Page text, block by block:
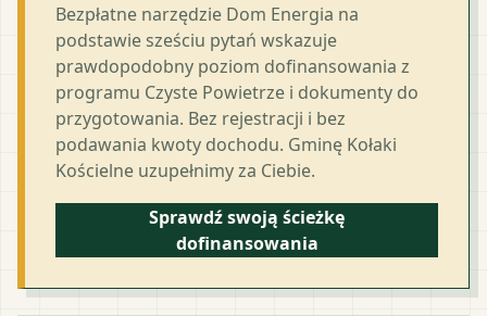
Bezpłatne narzędzie Dom Energia na
podstawie sześciu pytań wskazuje
prawdopodobny poziom dofinansowania z
programu Czyste Powietrze i dokumenty do
przygotowania. Bez rejestracji i bez
podawania kwoty dochodu. Gminę Kołaki
Kościelne uzupełnimy za Ciebie.
Sprawdź swoją ścieżkę
dofinansowania